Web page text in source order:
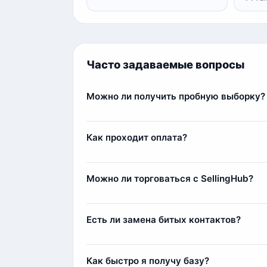
Часто задаваемые вопросы
Можно ли получить пробную выборку?
реальное качество данных и пример
Как проходит оплата?
Комиссия составляет 11%, например, при
Можно ли торговаться с SellingHub?
Самым любимым клиентам мы можем
Есть ли замена битых контактов?
контакты (заблокированные аккаунты
Как быстро я получу базу?